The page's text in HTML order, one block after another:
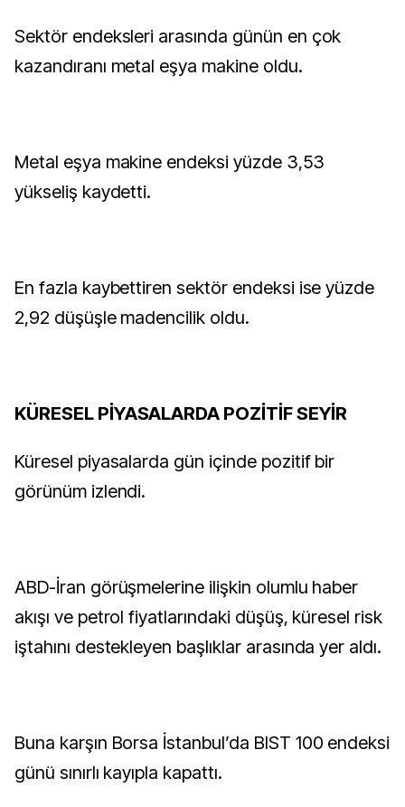
Sektör endeksleri arasında günün en çok
kazandıranı metal eşya makine oldu.
Metal eşya makine endeksi yüzde 3,53
yükseliş kaydetti.
En fazla kaybettiren sektör endeksi ise yüzde
2,92 düşüşle madencilik oldu.
KÜRESEL PİYASALARDA POZİTİF SEYİR
Küresel piyasalarda gün içinde pozitif bir
görünüm izlendi.
ABD-İran görüşmelerine ilişkin olumlu haber
akışı ve petrol fiyatlarındaki düşüş, küresel risk
iştahını destekleyen başlıklar arasında yer aldı.
Buna karşın Borsa İstanbul’da BIST 100 endeksi
günü sınırlı kayıpla kapattı.